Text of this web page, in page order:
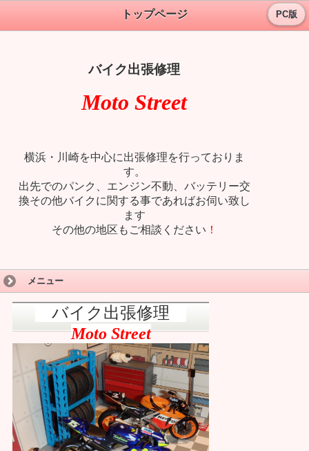
トップページ PC版
バイク出張修理
Moto Street
横浜・川崎を中心に出張修理を行っておりま
す。
出先でのパンク、エンジン不動、バッテリー交
換その他バイクに関する事であればお伺い致し
ます
その他の地区もご相談ください ！
メニュー
バイク出張修理
Moto Street